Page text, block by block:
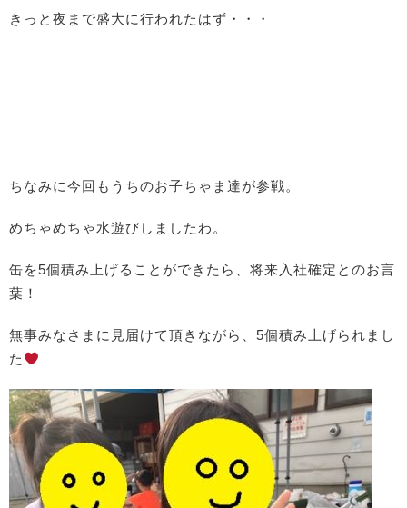
きっと夜まで盛大に行われたはず・・・
ちなみに今回もうちのお子ちゃま達が参戦。
めちゃめちゃ水遊びしましたわ。
缶を5個積み上げることができたら、将来入社確定とのお言
葉！
無事みなさまに見届けて頂きながら、5個積み上げられまし
た